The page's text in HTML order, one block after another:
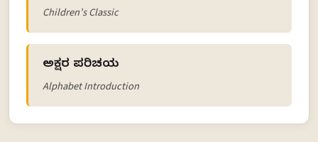
Children’s Classic
ಅಕ್ಷರ ಪರಿಚಯ
Alphabet Introduction